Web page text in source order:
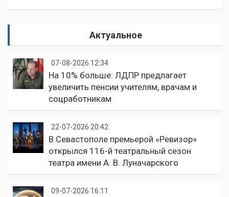
Актуальное
07-08-2026 12:34
На 10% больше: ЛДПР предлагает
увеличить пенсии учителям, врачам и
соцработникам
22-07-2026 20:42
В Севастополе премьерой «Ревизор»
открылся 116-й театральный сезон
театра имени А. В. Луначарского
09-07-2026 16:11